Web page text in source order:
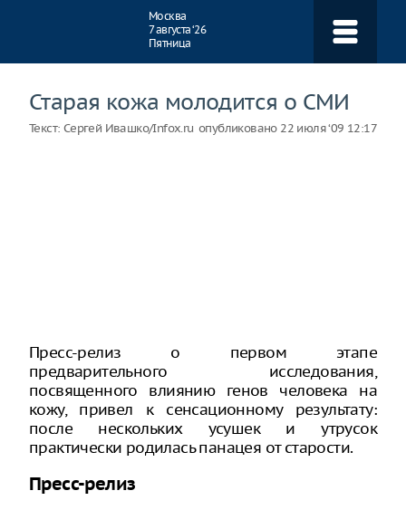
Москва
7 августа ‘26
Пятница
Старая кожа молодится о СМИ
Текст: Сергей Ивашко/Infox.ru опубликовано 22 июля ‘09 12:17
Пресс-релиз о первом этапе
предварительного исследования,
посвященного влиянию генов человека на
кожу, привел к сенсационному результату:
после нескольких усушек и утрусок
практически родилась панацея от старости.
Пресс-релиз